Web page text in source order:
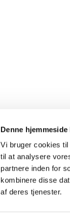
Denne
Vi bruger cookies
til at analysere
partnere inden for
kombinere disse
af deres tjenester.